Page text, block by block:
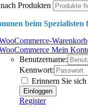
Produkten
beim
Warenkorb
Mein
Benutzername:
Kennwort:
Erinnern Sie
Register